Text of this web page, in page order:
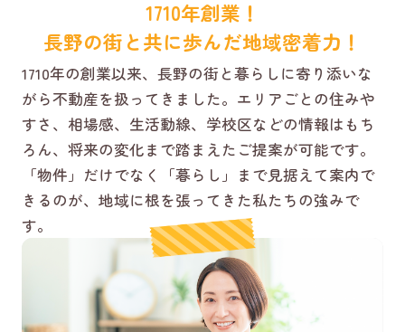
1710年創業！
長野の街と共に歩んだ地域密着力！
1710年の創業以来、長野の街と暮らしに寄り添いな
がら不動産を扱ってきました。エリアごとの住みや
すさ、相場感、生活動線、学校区などの情報はもち
ろん、将来の変化まで踏まえたご提案が可能です。
「物件」だけでなく「暮らし」まで見据えて案内で
きるのが、地域に根を張ってきた私たちの強みで
す。